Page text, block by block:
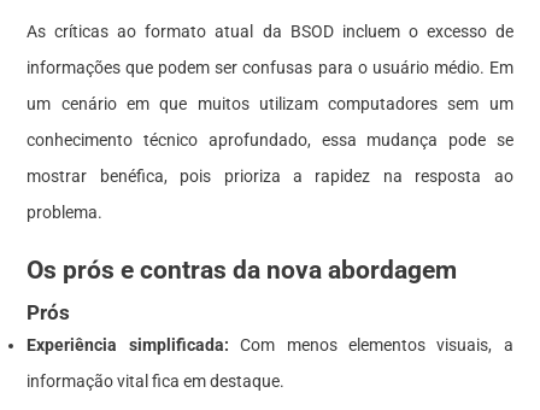
As críticas ao formato atual da BSOD incluem o excesso de
informações que podem ser confusas para o usuário médio. Em
um cenário em que muitos utilizam computadores sem um
conhecimento técnico aprofundado, essa mudança pode se
mostrar benéfica, pois prioriza a rapidez na resposta ao
problema.
Os prós e contras da nova abordagem
Prós
Experiência simplificada: Com menos elementos visuais, a
informação vital fica em destaque.